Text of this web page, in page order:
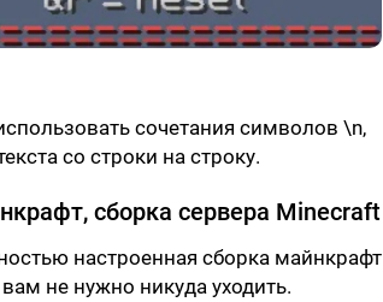
сочетания символов \n,
со строки на строку.
сборка сервера Minecraft
настроенная сборка майнкрафт
не нужно никуда уходить.